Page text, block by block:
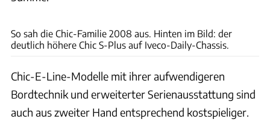
So sah die Chic-Familie 2008 aus. Hinten im Bild: der
deutlich höhere Chic S-Plus auf Iveco-Daily-Chassis.
Chic-E-Line-Modelle mit ihrer aufwendigeren
Bordtechnik und erweiterter Serienausstattung sind
auch aus zweiter Hand entsprechend kostspieliger.